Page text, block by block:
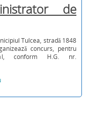
de
Tulcea, stradă 1848
concurs, pentru
conform H.G. nr.